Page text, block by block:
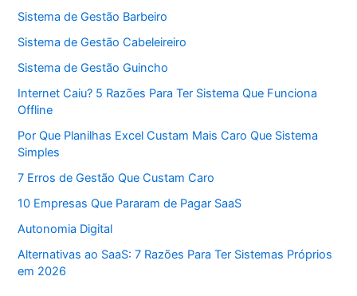
Sistema de Gestão Barbeiro
Sistema de Gestão Cabeleireiro
Sistema de Gestão Guincho
Internet Caiu? 5 Razões Para Ter Sistema Que Funciona
Offline
Por Que Planilhas Excel Custam Mais Caro Que Sistema
Simples
7 Erros de Gestão Que Custam Caro
10 Empresas Que Pararam de Pagar SaaS
Autonomia Digital
Alternativas ao SaaS: 7 Razões Para Ter Sistemas Próprios
em 2026